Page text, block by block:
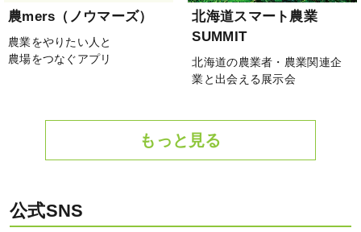
農mers（ノウマーズ）
農業をやりたい人と
農場をつなぐアプリ
北海道スマート農業
SUMMIT
北海道の農業者・農業関連企
業と出会える展示会
もっと見る
公式SNS